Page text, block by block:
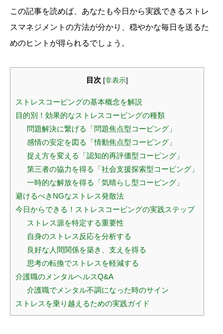
この記事を読めば、あなたも今日から実践できるストレ
スマネジメントの方法が分かり、穏やかな毎日を送るた
めのヒントが得られるでしょう。
目次 [非表示]
ストレスコーピングの基本概念を解説
目的別！効果的なストレスコーピングの種類
問題解決に繋げる「問題焦点型コーピング」
感情の安定を図る「情動焦点型コーピング」
捉え方を変える「認知的再評価型コーピング」
第三者の協力を得る「社会支援探索型コーピング」
一時的な解放を得る「気晴らし型コーピング」
避けるべきNGなストレス発散法
今日からできる！ストレスコーピングの実践ステップ
ストレス源を特定する重要性
自身のストレス反応を分析する
良好な人間関係を築き、支えを得る
思考の転換でストレスを軽減する
介護職のメンタルヘルスQ&A
介護職でメンタル不調になった時のサイン
ストレスを乗り越えるための実践ガイド